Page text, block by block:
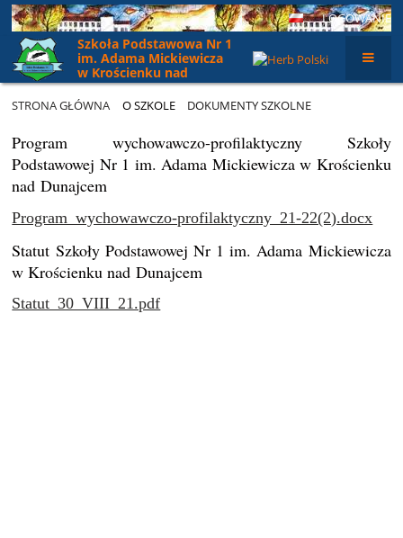
LOGOWANIE
Szkoła Podstawowa Nr 1
im. Adama Mickiewicza
w Krościenku nad
Dunajcem
STRONA GŁÓWNA O SZKOLE DOKUMENTY SZKOLNE
Dokumenty
szkolne
Program wychowawczo-profilaktyczny Szkoły
Podstawowej Nr 1 im. Adama Mickiewicza w Krościenku
nad Dunajcem
Program_wychowawczo-profilaktyczny_21-22(2).docx
Statut Szkoły Podstawowej Nr 1im. Adama Mickiewicza
w Krościenku nad Dunajcem
Statut_30_VIII_21.pdf